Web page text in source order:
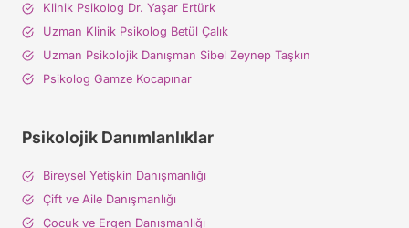
Klinik Psikolog Dr. Yaşar Ertürk
Uzman Klinik Psikolog Betül Çalık
Uzman Psikolojik Danışman Sibel Zeynep Taşkın
Psikolog Gamze Kocapınar
Psikolojik Danımlanlıklar
Bireysel Yetişkin Danışmanlığı
Çift ve Aile Danışmanlığı
Çocuk ve Ergen Danışmanlığı